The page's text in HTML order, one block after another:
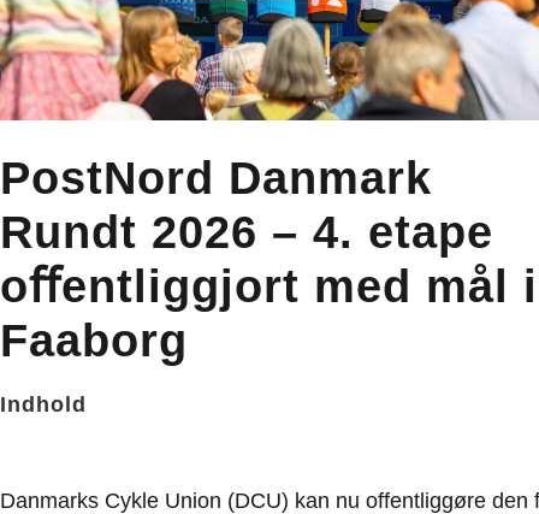
PostNord Danmark
Rundt 2026 – 4. etape
oﬀentliggjort med mål i
Faaborg
Indhold
Danmarks Cykle Union (DCU) kan nu offentliggøre